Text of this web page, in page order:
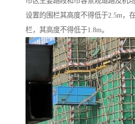
设置的围栏其高度不得低于2.5m，
栏，其高度不得低于1.8m。